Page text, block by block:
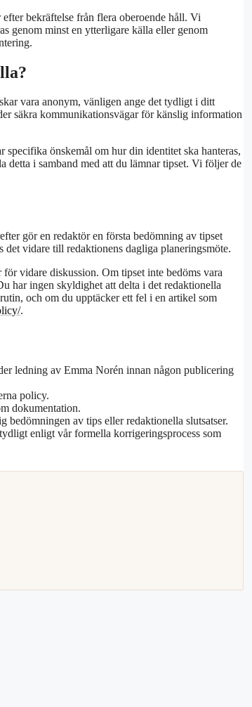
bekräftelse från flera oberoende håll. Vi
genom minst en ytterligare källa eller genom
vara anonym, vänligen ange det tydligt i ditt
säkra kommunikationsvägar för känslig information
önskemål om hur din identitet ska hanteras,
i samband med att du lämnar tipset. Vi följer de
gör en redaktör en första bedömning av tipset
vidare till redaktionens dagliga planeringsmöte.
vidare diskussion. Om tipset inte bedöms vara
har ingen skyldighet att delta i det redaktionella
och om du upptäcker ett fel i en artikel som
.
ledning av Emma Norén innan någon publicering
policy.
dokumentation.
av tips eller redaktionella slutsatser.
enligt vår formella korrigeringsprocess som